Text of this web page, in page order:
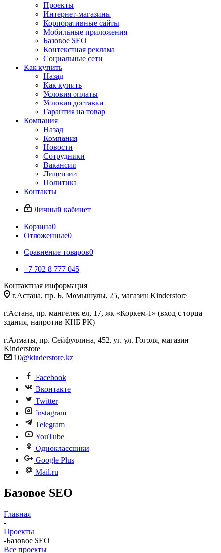
Проекты
Интернет-магазины
Корпоративные сайты
Мобильные приложения
Базовое SEO
Контекстная реклама
Социальные сети
Как купить
Назад
Как купить
Условия оплаты
Условия доставки
Гарантия на товар
Компания
Назад
Компания
Новости
Сотрудники
Вакансии
Лицензии
Политика
Контакты
Личный кабинет
Корзина0
Отложенные0
Сравнение товаров0
+7 702 8 777 045
Контактная информация
г.Астана, пр. Б. Момышулы, 25, магазин Kinderstore
г.Астана, пр. мангелек ел, 17, жк «Коркем-1» (вход с торца
здания, напротив КНБ РК)
г.Алматы, пр. Сейфуллина, 452, уг. ул. Гоголя, магазин
Kinderstore
10@kinderstore.kz
Facebook
Вконтакте
Twitter
Instagram
Telegram
YouTube
Одноклассники
Google Plus
Mail.ru
Базовое SEO
Главная
-
Проекты
-Базовое SEO
Все проекты